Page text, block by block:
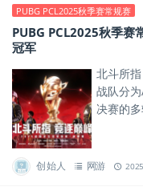
​PUBG PCL2025秋季赛常规赛
​PUBG PCL2025秋季赛
冠军
北斗所
战队分
决赛的
创始人 网游